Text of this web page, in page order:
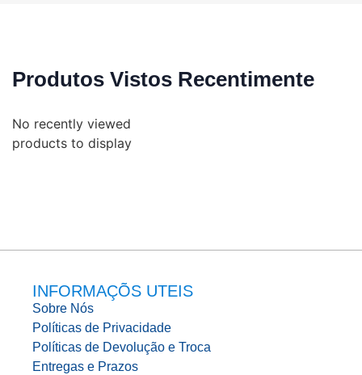
Produtos Vistos Recentimente
No recently viewed
products to display
INFORMAÇÕS UTEIS
Sobre Nós
Políticas de Privacidade
Políticas de Devolução e Troca
Entregas e Prazos